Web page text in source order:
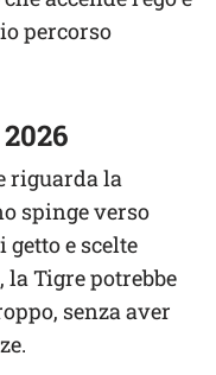
percorso
riguarda la
spinge verso
e scelte
Tigre potrebbe
senza aver